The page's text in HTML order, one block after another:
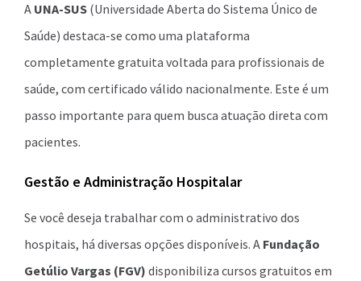
A UNA-SUS (Universidade Aberta do Sistema Único de
Saúde) destaca-se como uma plataforma
completamente gratuita voltada para profissionais de
saúde, com certificado válido nacionalmente. Este é um
passo importante para quem busca atuação direta com
pacientes.
Gestão e Administração Hospitalar
Se você deseja trabalhar com o administrativo dos
hospitais, há diversas opções disponíveis. A Fundação
Getúlio Vargas (FGV) disponibiliza cursos gratuitos em